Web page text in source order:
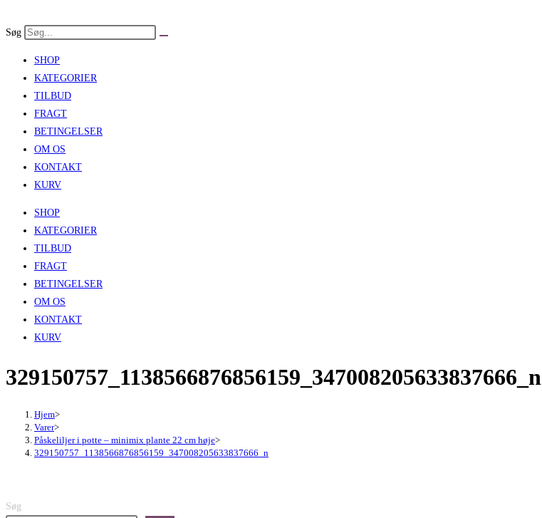
to
Søg
SHOP
KATEGORIER
TILBUD
FRAGT
BETINGELSER
OM OS
KONTAKT
KURV
SHOP
KATEGORIER
TILBUD
FRAGT
BETINGELSER
OM OS
KONTAKT
KURV
329150757_1138566876856159_347008205633837666_n
Hjem>
Varer>
Påskeliljer i potte – minimix plante 22 cm høje>
329150757_1138566876856159_347008205633837666_n
Søg